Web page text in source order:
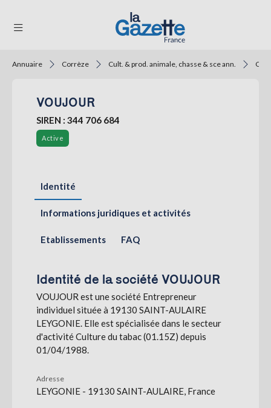
RÉGIONS
FORMATS
SERVICES
S'abonner
Annuaire Corrèze Cult. & prod. animale, chasse & sce ann.
VOUJOUR
SIREN : 344 706 684
Active
Identité
Informations juridiques et activités
Etablissements FAQ
Identité de la société VOUJOUR
VOUJOUR est une société Entrepreneur
individuel située à 19130 SAINT-AULAIRE
LEYGONIE. Elle est spécialisée dans le secteur
d'activité Culture du tabac (01.15Z) depuis
01/04/1988.
Adresse
LEYGONIE - 19130 SAINT-AULAIRE, France